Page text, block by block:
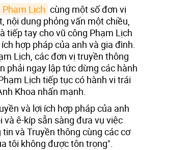
Phạm Lịch cùng một số đơn vị
nội dung phỏng vấn một chiều,
tiếp tay cho vũ công Phạm Lịch
hợp pháp của anh và gia đình.
Lịch, các đơn vị truyền thông
phải ngay lập tức dừng các hành
Lịch tiếp tục có hành vi trái
Khoa nhấn mạnh.
và lợi ích hợp pháp của anh
và ê-kíp sẵn sàng đưa vụ việc
và Truyền thông cùng các cơ
tôi không được tôn trọng".